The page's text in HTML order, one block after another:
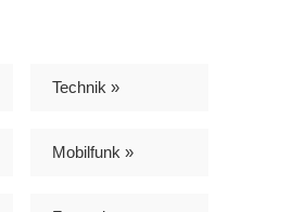
Technik »
Mobilfunk »